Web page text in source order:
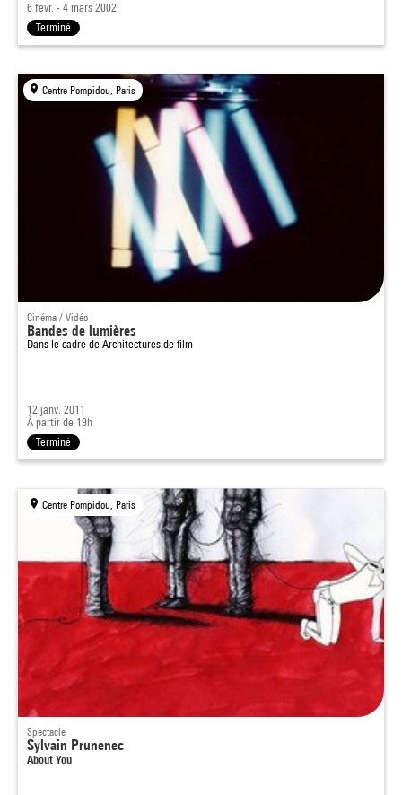
6 févr. - 4 mars 2002
Terminé
Centre Pompidou, Paris
Cinéma / Vidéo
Bandes de lumières
Dans le cadre de Architectures de film
12 janv. 2011
À partir de 19h
Terminé
Centre Pompidou, Paris
Spectacle
Sylvain Prunenec
About You